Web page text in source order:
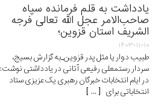
یادداشت به قلم فرمانده سپاه
صاحب‌الامر عجل الله تعالی فرجه
الشریف استان قزوین؛
۱۴۰۳-۱۱-۱۰
طبیب دوار یا مثل پدر قزوین_به گزارش بسیج،
سردار رستمعلی رفیعی آتانی در یادداشتی نوشت:
در ایام انتخابات خبرگان رهبری یک عزیزی ستاد
انتخاباتی برای [ ... ]